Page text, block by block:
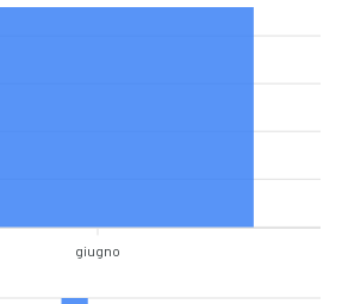
giugno